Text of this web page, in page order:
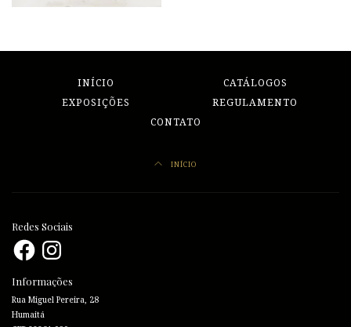
INÍCIO
CATÁLOGOS
EXPOSIÇÕES
REGULAMENTO
CONTATO
INÍCIO
Redes Sociais
FacebookInstagram
Informações
Rua Miguel Pereira, 28
Humaitá